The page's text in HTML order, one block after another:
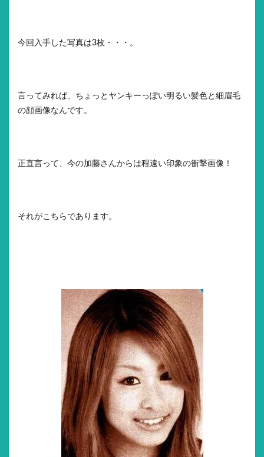
今回入手した写真は3枚・・・。
言ってみれば、ちょっとヤンキーっぽい明るい髪色と細眉毛
の顔画像なんです。
正直言って、今の加藤さんからは程遠い印象の衝撃画像！
それがこちらであります。